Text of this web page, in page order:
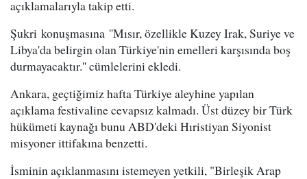
açıklamalarıyla takip etti.
Şukri konuşmasına ''Mısır, özellikle Kuzey Irak, Suriye ve
Libya'da belirgin olan Türkiye'nin emelleri karşısında boş
durmayacaktır.'' cümlelerini ekledi.
Ankara, geçtiğimiz hafta Türkiye aleyhine yapılan
açıklama festivaline cevapsız kalmadı. Üst düzey bir Türk
hükümeti kaynağı bunu ABD'deki Hıristiyan Siyonist
misyoner ittifakına benzetti.
İsminin açıklanmasını istemeyen yetkili, "Birleşik Arap